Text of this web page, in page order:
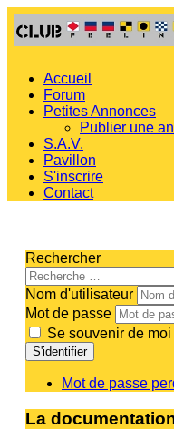
Accueil
Forum
Petites Annonces
Publier une
S.A.V.
Pavillon
S'inscrire
Contact
Rechercher
Nom d'utilisateur
Mot de passe
Se souvenir de moi
S'identifier
Mot de passe
La